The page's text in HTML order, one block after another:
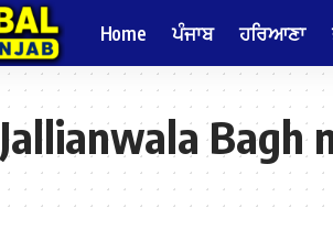
Home ਪੰਜਾਬ ਹਰਿਆਣਾ
Jallianwala Bagh